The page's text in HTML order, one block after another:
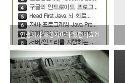
인생지사 새옹지마라 했던가요?!